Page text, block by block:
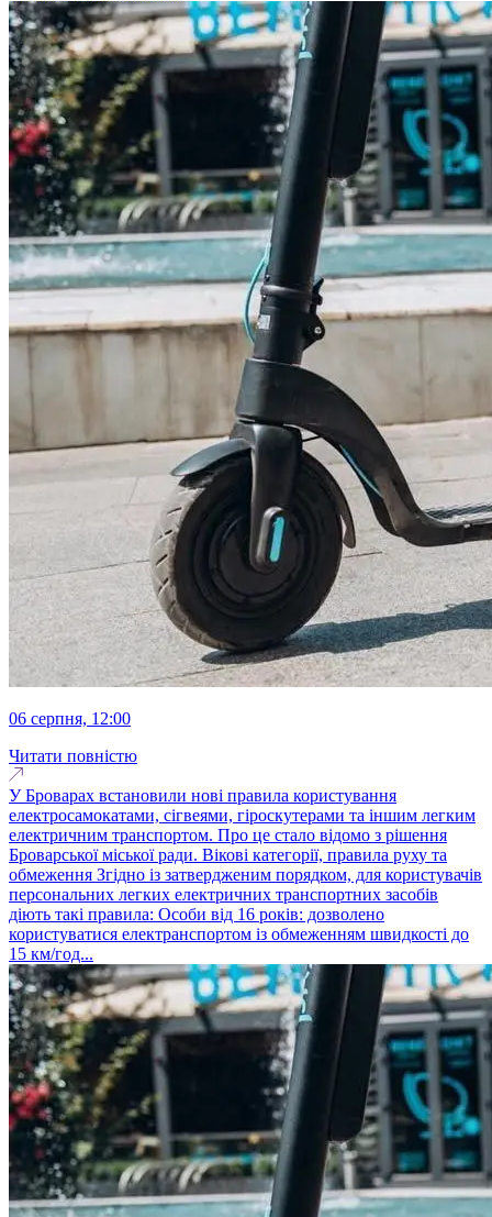
06 серпня, 12:00
Читати повністю
У Броварах встановили нові правила користування
електросамокатами, сігвеями, гіроскутерами та іншим легким
електричним транспортом. Про це стало відомо з рішення
Броварської міської ради. Вікові категорії, правила руху та
обмеження Згідно із затвердженим порядком, для користувачів
персональних легких електричних транспортних засобів
діють такі правила: Особи від 16 років: дозволено
користуватися електранспортом із обмеженням швидкості до
15 км/год...